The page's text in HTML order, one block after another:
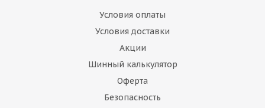
Условия оплаты
Условия доставки
Акции
Шинный калькулятор
Оферта
Безопасность